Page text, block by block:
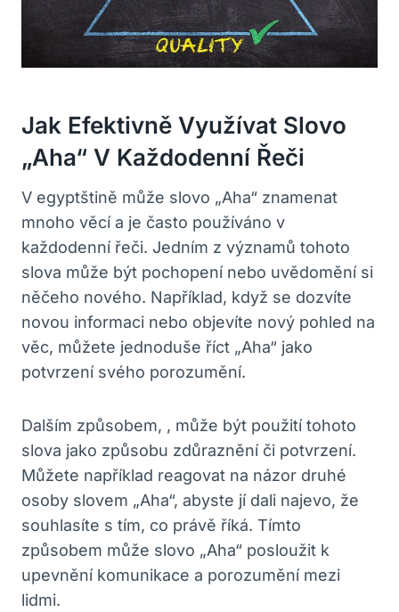
Jak Efektivně Využívat Slovo
„Aha“ V ⁣každodenní Řeči
V egyptštině může slovo „Aha“ znamenat
mnoho věcí a je často používáno v
každodenní řeči. Jedním z ⁣významů tohoto
slova může být pochopení nebo uvědomění si
něčeho nového. Například, když se dozvíte
novou informaci nebo objevíte nový pohled na
věc, můžete jednoduše​ říct⁢ „Aha“ jako
potvrzení svého porozumění.
Dalším způsobem, , ⁤může být použití tohoto
slova jako způsobu zdůraznění či potvrzení.
Můžete například‍ reagovat na názor druhé
osoby slovem „Aha“, abyste jí dali najevo,⁣ že
souhlasíte s tím,⁤ co právě říká. Tímto
způsobem může slovo „Aha“⁢ posloužit k
upevnění komunikace​ a porozumění mezi
lidmi.